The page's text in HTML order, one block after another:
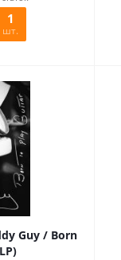
1
шт.
Guy / Born